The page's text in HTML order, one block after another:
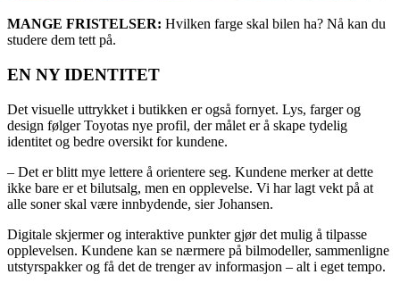
MANGE FRISTELSER: Hvilken farge skal bilen ha? Nå kan du
studere dem tett på.
EN NY IDENTITET
Det visuelle uttrykket i butikken er også fornyet. Lys, farger og
design følger Toyotas nye profil, der målet er å skape tydelig
identitet og bedre oversikt for kundene.
– Det er blitt mye lettere å orientere seg. Kundene merker at dette
ikke bare er et bilutsalg, men en opplevelse. Vi har lagt vekt på at
alle soner skal være innbydende, sier Johansen.
Digitale skjermer og interaktive punkter gjør det mulig å tilpasse
opplevelsen. Kundene kan se nærmere på bilmodeller, sammenligne
utstyrspakker og få det de trenger av informasjon – alt i eget tempo.